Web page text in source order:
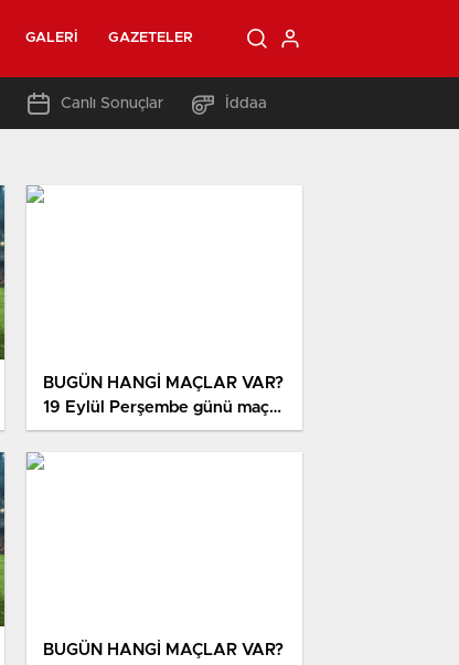
GALERI GAZETELER
Canlı Sonuçlar İddaa
BUGÜN HANGİ MAÇLAR VAR?
19 Eylül Perşembe günü maç
var mı, hangi kanaldan
yayınlanıyor, şifresiz mi?
BUGÜN HANGİ MAÇLAR VAR?